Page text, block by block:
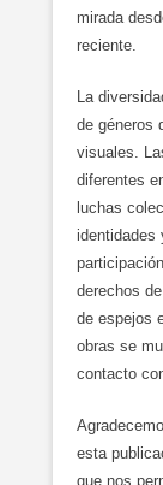
mirada
reciente.
La
de géneros
visuales.
diferentes
luchas
identidades
derechos
de espejos
obras se
contacto
esta
que nos